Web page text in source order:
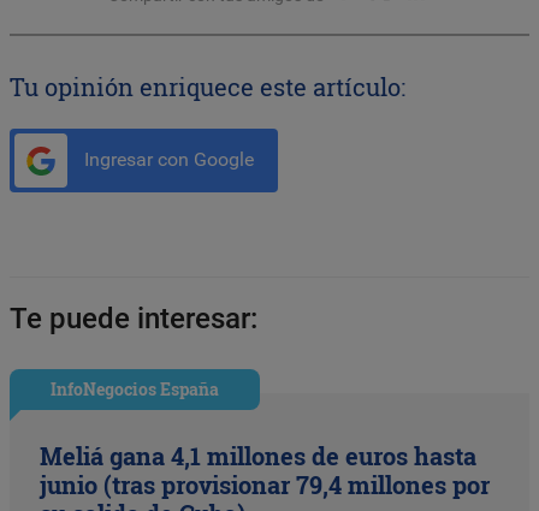
Tu opinión enriquece este artículo:
Ingresar con Google
Te puede interesar:
InfoNegocios España
Meliá gana 4,1 millones de euros hasta
junio (tras provisionar 79,4 millones por